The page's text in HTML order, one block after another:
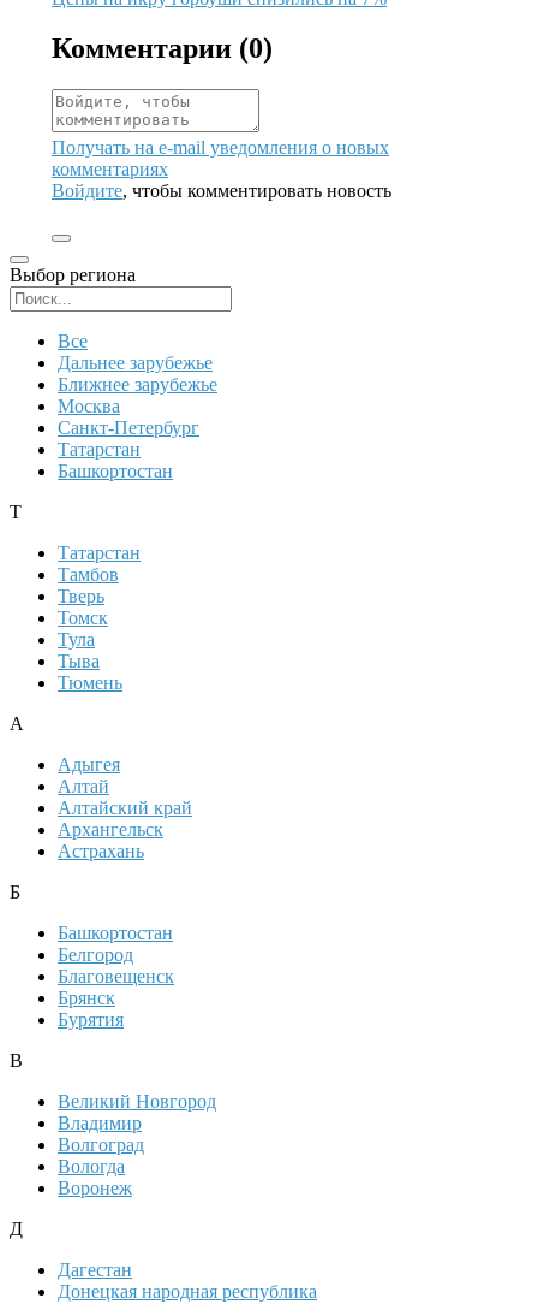
Комментарии (0)
Получать на e‑mail уведомления о новых
комментариях
Войдите, чтобы комментировать новость
Выбор региона
Все
Дальнее зарубежье
Ближнее зарубежье
Москва
Санкт-Петербург
Татарстан
Башкортостан
Т
Татарстан
Тамбов
Тверь
Томск
Тула
Тыва
Тюмень
А
Адыгея
Алтай
Алтайский край
Архангельск
Астрахань
Б
Башкортостан
Белгород
Благовещенск
Брянск
Бурятия
В
Великий Новгород
Владимир
Волгоград
Вологда
Воронеж
Д
Дагестан
Донецкая народная республика